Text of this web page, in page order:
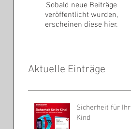
Sobald neue Beiträge
veröffentlicht wurden,
erscheinen diese hier.
Aktuelle Einträge
Sicherheit für Ihr
Kind